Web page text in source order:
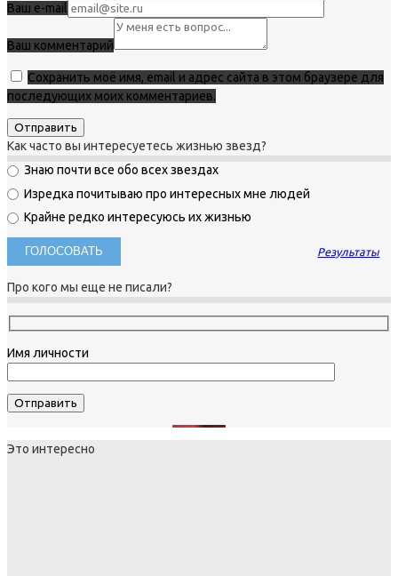
Ваш e-mail
Ваш комментарий
Сохранить моё имя, email и адрес сайта в этом браузере для
последующих моих комментариев.
Как часто вы интересуетесь жизнью звезд?
Знаю почти все обо всех звездах
Изредка почитываю про интересных мне людей
Крайне редко интересуюсь их жизнью
Результаты
Про кого мы еще не писали?
Имя личности
Это интересно